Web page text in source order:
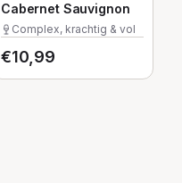
Cabernet Sauvignon
Complex, krachtig & vol
€10,99